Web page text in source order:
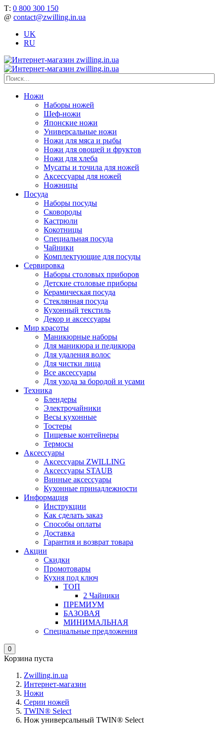
Т: 0 800 300 150
@ contact@zwilling.in.ua
UK
RU
Ножи
Наборы ножей
Шеф-ножи
Японские ножи
Универсальные ножи
Ножи для мяса и рыбы
Ножи для овощей и фруктов
Ножи для хлеба
Мусаты и точила для ножей
Аксессуары для ножей
Ножницы
Посуда
Наборы посуды
Сковороды
Кастрюли
Кокотницы
Специальная посуда
Чайники
Комплектующие для посуды
Сервировка
Наборы столовых приборов
Детские столовые приборы
Керамическая посуда
Стеклянная посуда
Кухонный текстиль
Декор и аксессуары
Мир красоты
Маникюрные наборы
Для маникюра и педикюра
Для удаления волос
Для чистки лица
Все аксессуары
Для ухода за бородой и усами
Техника
Блендеры
Электрочайники
Весы кухонные
Тостеры
Пищевые контейнеры
Термосы
Аксессуары
Аксессуары ZWILLING
Аксессуары STAUB
Винные аксессуары
Кухонные принадлежности
Информация
Инструкции
Как сделать заказ
Способы оплаты
Доставка
Гарантия и возврат товара
Акции
Скидки
Промотовары
Кухня под ключ
ТОП
2 Чайники
ПРЕМИУМ
БАЗОВАЯ
МИНИМАЛЬНАЯ
Специальные предложения
0
Корзина пуста
Zwilling.in.ua
Интернет-магазин
Ножи
Серии ножей
TWIN® Select
Нож универсальный TWIN® Select